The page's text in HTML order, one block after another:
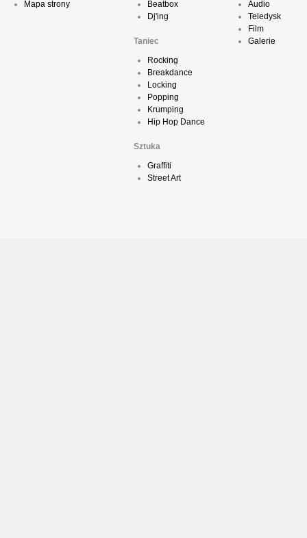
Mapa strony
Beatbox
Dj'ing
Taniec
Rocking
Breakdance
Locking
Popping
Krumping
Hip Hop Dance
Sztuka
Graffiti
Street Art
Audio
Teledysk
Film
Galerie